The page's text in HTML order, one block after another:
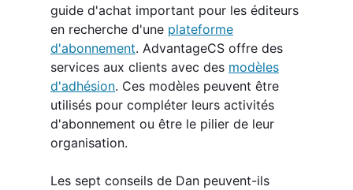
guide d'achat important pour les éditeurs
en recherche d'une plateforme
d'abonnement. AdvantageCS offre des
services aux clients avec des modèles
d'adhésion. Ces modèles peuvent être
utilisés pour compléter leurs activités
d'abonnement ou être le pilier de leur
organisation.
Les sept conseils de Dan peuvent-ils